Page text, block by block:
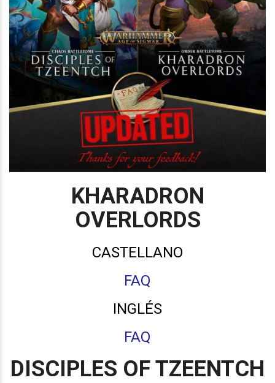
KHARADRON
OVERLORDS
CASTELLANO
FAQ
INGLÉS
FAQ
DISCIPLES OF TZEENTCH